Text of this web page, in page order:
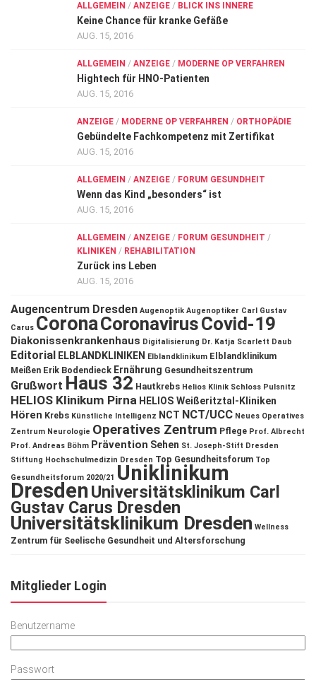
ALLGEMEIN / ANZEIGE / BLICK INS INNERE
Keine Chance für kranke Gefäße
AUG. 15, 2016
ALLGEMEIN / ANZEIGE / MODERNE OP VERFAHREN
Hightech für HNO-Patienten
AUG. 15, 2016
ANZEIGE / MODERNE OP VERFAHREN / ORTHOPÄDIE
Gebündelte Fachkompetenz mit Zertifikat
AUG. 15, 2016
ALLGEMEIN / ANZEIGE / FORUM GESUNDHEIT
Wenn das Kind „besonders“ ist
AUG. 15, 2016
ALLGEMEIN / ANZEIGE / FORUM GESUNDHEIT /
KLINIKEN / REHABILITATION
Zurück ins Leben
AUG. 15, 2016
Augencentrum Dresden Augenoptik Augenoptiker Carl Gustav
Carus CoronaCoronavirusCovid-19
Diakonissenkrankenhaus Digitalisierung Dr. Katja Scarlett Daub
Editorial ELBLANDKLINIKEN Elblandklinikum Elblandklinikum
Meißen Erik Bodendieck Ernährung Gesundheitszentrum
Grußwort Haus 32 Hautkrebs Helios Klinik Schloss Pulsnitz
HELIOS Klinikum Pirna HELIOS Weißeritztal-Kliniken
Hören Krebs Künstliche Intelligenz NCT NCT/UCC Neues Operatives
Zentrum Neurologie Operatives Zentrum Pflege Prof. Albrecht
Prof. Andreas Böhm Prävention Sehen St. Joseph-Stift Dresden
Stiftung Hochschulmedizin Dresden Top Gesundheitsforum Top
Gesundheitsforum 2020/21 Uniklinikum
DresdenUniversitätsklinikum Carl
Gustav Carus Dresden
Universitätsklinikum Dresden Wellness
Zentrum für Seelische Gesundheit und Altersforschung
Mitglieder Login
Benutzername
Passwort